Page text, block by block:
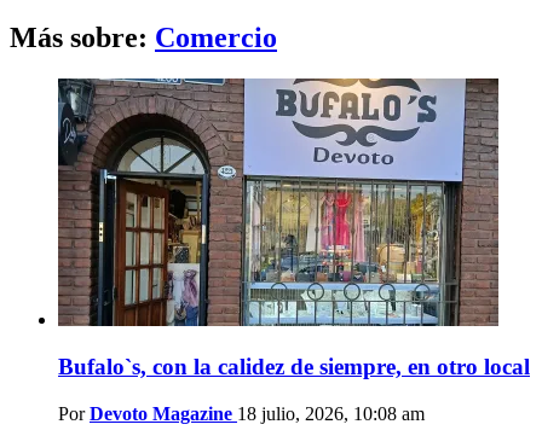
Más sobre: Comercio
Bufalo`s, con la calidez de siempre, en otro local
Por Devoto Magazine 18 julio, 2026, 10:08 am